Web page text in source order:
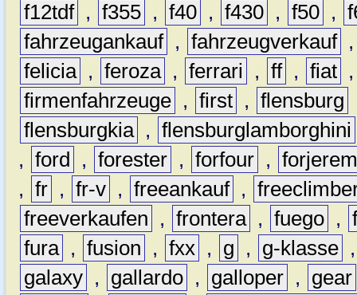
f12tdf , f355 , f40 , f430 , f50 ,
fahrzeugankauf , fahrzeugverkauf
felicia , feroza , ferrari , ff , fiat
firmenfahrzeuge , first , flensburg
flensburgkia , flensburglamborghini
, ford , forester , forfour ,
, fr , fr-v , freeankauf ,
freeverkaufen
, frontera , fuego ,
fura , fusion , fxx , g , g-klasse
galaxy , gallardo , galloper ,
gear